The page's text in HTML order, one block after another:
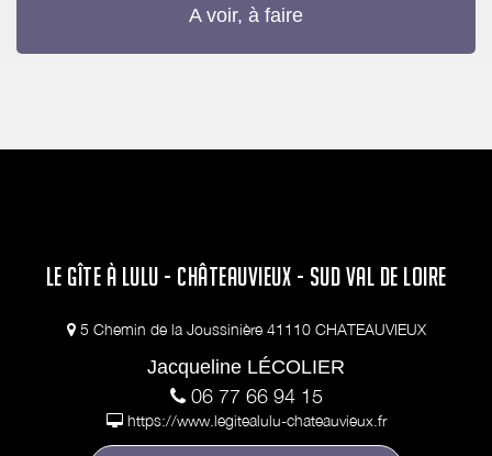
A voir, à faire
LE GÎTE À LULU - CHÂTEAUVIEUX - SUD VAL DE LOIRE
5 Chemin de la Joussinière 41110 CHATEAUVIEUX
Jacqueline LÉCOLIER
06 77 66 94 15
https://www.legitealulu-chateauvieux.fr